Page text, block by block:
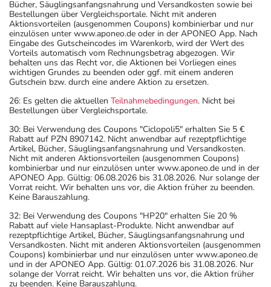
Bücher, Säuglingsanfangsnahrung und Versandkosten sowie bei
Bestellungen über Vergleichsportale. Nicht mit anderen
Aktionsvorteilen (ausgenommen Coupons) kombinierbar und nur
einzulösen unter www.aponeo.de oder in der APONEO App. Nach
Eingabe des Gutscheincodes im Warenkorb, wird der Wert des
Vorteils automatisch vom Rechnungsbetrag abgezogen. Wir
behalten uns das Recht vor, die Aktionen bei Vorliegen eines
wichtigen Grundes zu beenden oder ggf. mit einem anderen
Gutschein bzw. durch eine andere Aktion zu ersetzen.
26: Es gelten die aktuellen Teilnahmebedingungen. Nicht bei
Bestellungen über Vergleichsportale.
30: Bei Verwendung des Coupons "Ciclopoli5" erhalten Sie 5 €
Rabatt auf PZN 8907142. Nicht anwendbar auf rezeptpflichtige
Artikel, Bücher, Säuglingsanfangsnahrung und Versandkosten.
Nicht mit anderen Aktionsvorteilen (ausgenommen Coupons)
kombinierbar und nur einzulösen unter www.aponeo.de und in der
APONEO App. Gültig: 06.08.2026 bis 31.08.2026. Nur solange der
Vorrat reicht. Wir behalten uns vor, die Aktion früher zu beenden.
Keine Barauszahlung.
32: Bei Verwendung des Coupons "HP20" erhalten Sie 20 %
Rabatt auf viele Hansaplast-Produkte. Nicht anwendbar auf
rezeptpflichtige Artikel, Bücher, Säuglingsanfangsnahrung und
Versandkosten. Nicht mit anderen Aktionsvorteilen (ausgenommen
Coupons) kombinierbar und nur einzulösen unter www.aponeo.de
und in der APONEO App. Gültig: 01.07.2026 bis 31.08.2026. Nur
solange der Vorrat reicht. Wir behalten uns vor, die Aktion früher
zu beenden. Keine Barauszahlung.